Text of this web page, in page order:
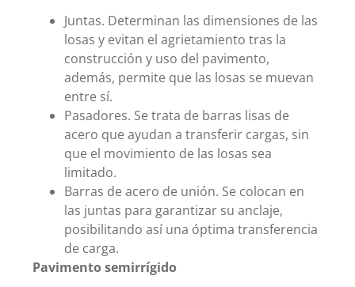
Juntas. Determinan las dimensiones de las
losas y evitan el agrietamiento tras la
construcción y uso del pavimento,
además, permite que las losas se muevan
entre sí.
Pasadores. Se trata de barras lisas de
acero que ayudan a transferir cargas, sin
que el movimiento de las losas sea
limitado.
Barras de acero de unión. Se colocan en
las juntas para garantizar su anclaje,
posibilitando así una óptima transferencia
de carga.
Pavimento semirrígido